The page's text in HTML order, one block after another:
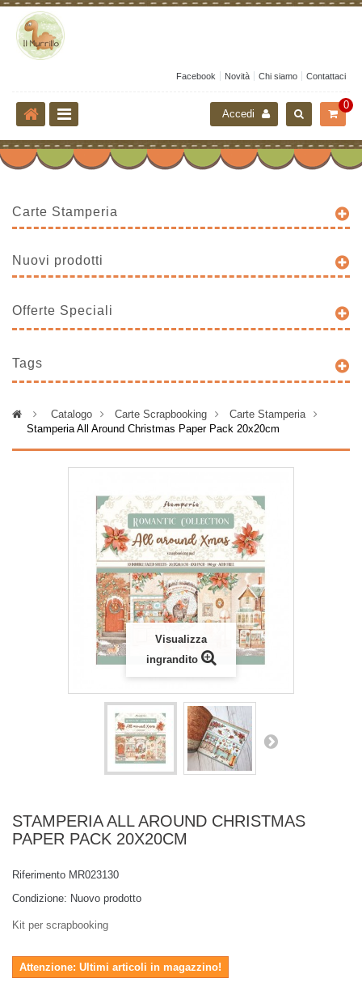
Facebook Novità Chi siamo Contattaci
0
Accedi
Carte Stamperia
Nuovi prodotti
Offerte Speciali
Tags
> Catalogo > Carte Scrapbooking >
Carte Stamperia
Stamperia All Around Christmas Paper Pack 20x20cm
Visualizza
ingrandito
STAMPERIA ALL AROUND CHRISTMAS
PAPER PACK 20X20CM
Riferimento MR023130
Condizione: Nuovo prodotto
Kit per scrapbooking
Attenzione: Ultimi articoli in magazzino!